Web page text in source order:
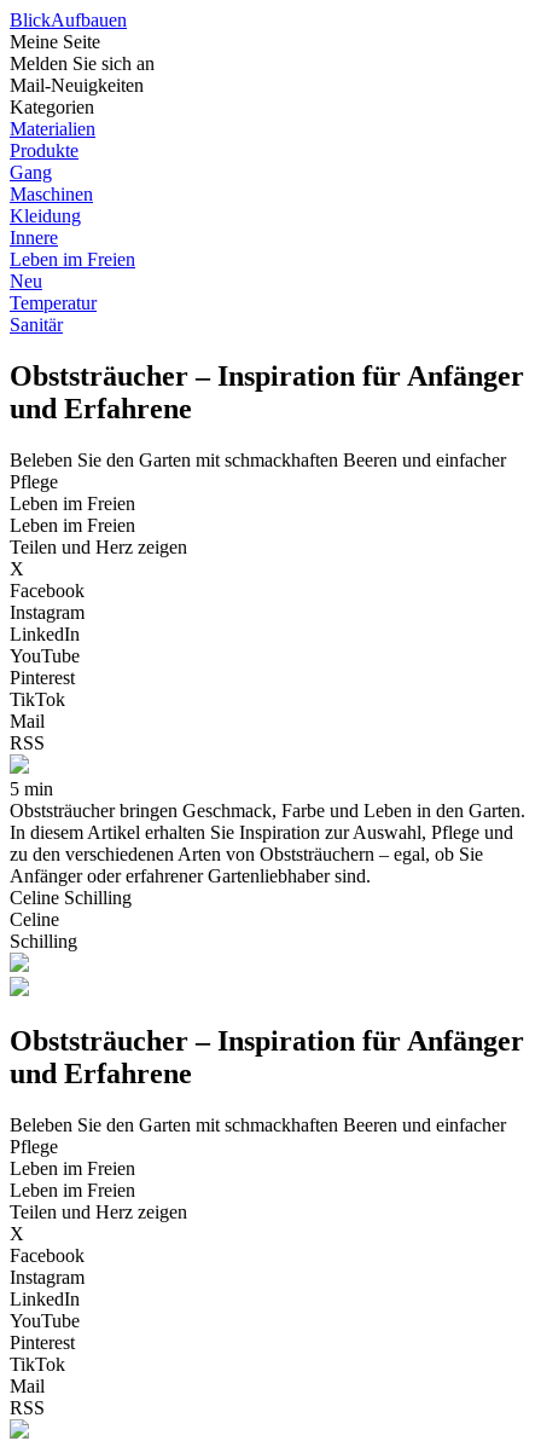
BlickAufbauen
Meine Seite
Melden Sie sich an
Mail-Neuigkeiten
Kategorien
Materialien
Produkte
Gang
Maschinen
Kleidung
Innere
Leben im Freien
Neu
Temperatur
Sanitär
Obststräucher – Inspiration für Anfänger
und Erfahrene
Beleben Sie den Garten mit schmackhaften Beeren und einfacher
Pflege
Leben im Freien
Leben im Freien
Teilen und Herz zeigen
X
Facebook
Instagram
LinkedIn
YouTube
Pinterest
TikTok
Mail
RSS
5 min
Obststräucher bringen Geschmack, Farbe und Leben in den Garten.
In diesem Artikel erhalten Sie Inspiration zur Auswahl, Pflege und
zu den verschiedenen Arten von Obststräuchern – egal, ob Sie
Anfänger oder erfahrener Gartenliebhaber sind.
Celine Schilling
Celine
Schilling
Obststräucher – Inspiration für Anfänger
und Erfahrene
Beleben Sie den Garten mit schmackhaften Beeren und einfacher
Pflege
Leben im Freien
Leben im Freien
Teilen und Herz zeigen
X
Facebook
Instagram
LinkedIn
YouTube
Pinterest
TikTok
Mail
RSS